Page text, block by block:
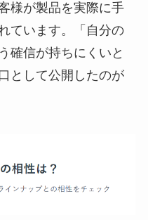
様が製品を実際に手
ています。「自分の
確信が持ちにくいと
として公開したのが